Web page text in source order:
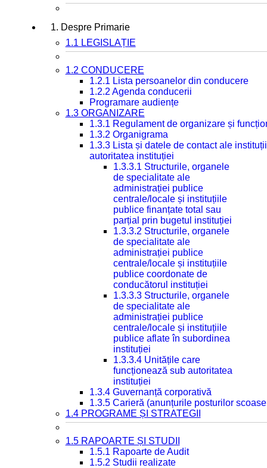
1. Despre Primarie
1.1 LEGISLAȚIE
1.2 CONDUCERE
1.2.1 Lista persoanelor din conducere
1.2.2 Agenda conducerii
Programare audiențe
1.3 ORGANIZARE
1.3.1 Regulament de organizare și
1.3.2 Organigrama
1.3.3 Lista și datele de contact ale
autoritatea instituției
1.3.3.1 Structurile, organele
de specialitate ale
administrației publice
centrale/locale și instituțiile
publice finanțate total sau
parțial prin bugetul instituției
1.3.3.2 Structurile, organele
de specialitate ale
administrației publice
centrale/locale și instituțiile
publice coordonate de
conducătorul instituției
1.3.3.3 Structurile, organele
de specialitate ale
administrației publice
centrale/locale și instituțiile
publice aflate în subordinea
instituției
1.3.3.4 Unitățile care
funcționează sub autoritatea
instituției
1.3.4 Guvernanță corporativă
1.3.5 Carieră (anunțurile posturilor
1.4 PROGRAME ȘI STRATEGII
1.5 RAPOARTE ȘI STUDII
1.5.1 Rapoarte de Audit
1.5.2 Studii realizate